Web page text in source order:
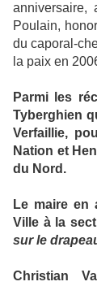
anniversaire,
Poulain,
du caporal-
la paix en
Parmi les
Tyberghien
Verfaillie,
Nation et
du Nord.
Le maire en
Ville à la
sur le
Christian